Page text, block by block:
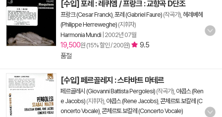
[수입] 포레 : 레퀴엠 / 프랑크 : 교향곡 D단조
프랑크 (Cesar Franck) 포레 (Gabriel Faure) (작곡가), 헤레베헤
(Philippe Herreweghe) (지휘자)
Harmonia Mundi 2002년 07월
19,500원 (15% 할인 / 200원)
9.5
품절
[수입] 페르골레지 : 스타바트 마테르
페르골레시 (Giovanni Battista Pergolesi) (작곡가), 야콥스 (Ren
e Jacobs) (지휘자), 야콥스 (Rene Jacobs) 콘체르토 보칼레 (C
oncerto Vocale) 콘체르토 보칼레 (Concerto Vocale)